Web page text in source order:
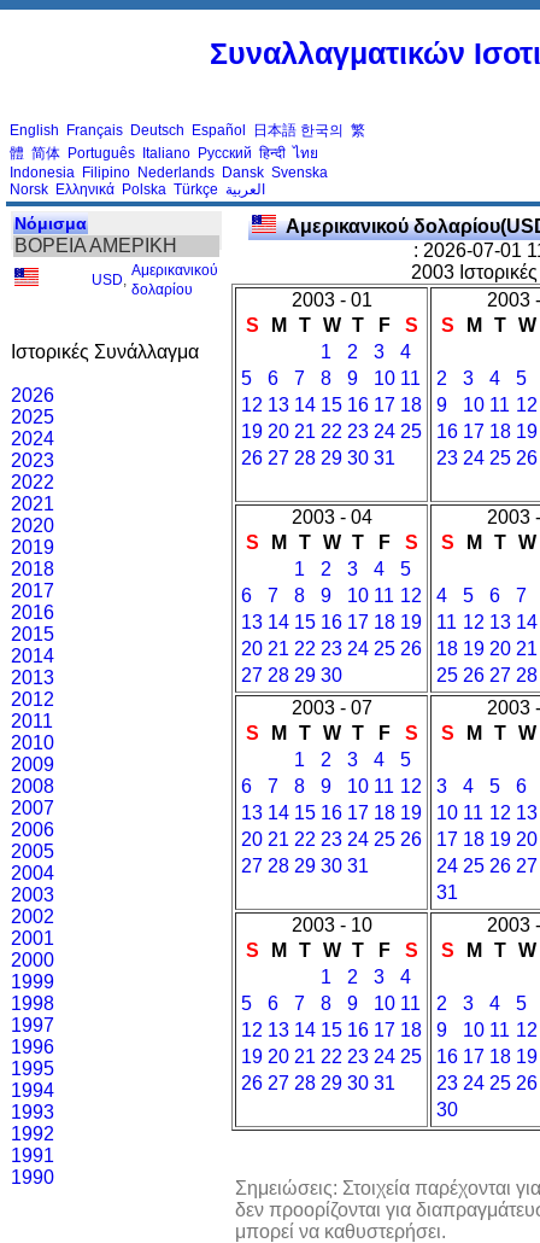
Συναλλαγματικών
English Français Deutsch Español 日本語 한국의 繁
體 简体 Português Italiano Русский हिन्दी ไทย
Indonesia Filipino Nederlands Dansk Svenska
Norsk Ελληνικά Polska Türkçe العربية
Νόμισμα
ΒΟΡΕΙΑ ΑΜΕΡΙΚΗ
USD
Αμερικανικού
δολαρίου
Ιστορικές Συνάλλαγμα
2026
2025
2024
2023
2022
2021
2020
2019
2018
2017
2016
2015
2014
2013
2012
2011
2010
2009
2008
2007
2006
2005
2004
2003
2002
2001
2000
1999
1998
1997
1996
1995
1994
1993
1992
1991
1990
Αμερικανικού
: 2026-07-01
2003
2003 - 01
S
M T W T F
S
1
2 3
4
5
6 7 8 9 10 11
12 13 14 15 16 17 18
19 20 21 22 23 24 25
26 27 28 29 30 31
2003
S
M T W
2 3 4
5
9
10 11 12
16 17 18 19
23 24 25 26
2003 - 04
S
M T W T F
S
1
2 3 4
5
6
7 8 9 10 11 12
13 14 15 16 17 18 19
20 21 22 23 24 25 26
27 28 29 30
2003
S
M T W
4 5 6
7
11 12 13 14
18 19 20 21
25 26 27 28
2003 - 07
S
M T W T F
S
1
2 3 4
5
6
7 8 9 10 11 12
13 14 15 16 17 18 19
20 21 22 23 24 25 26
27 28 29 30 31
2003
S
M T W
3 4 5
6
10 11 12 13
17 18 19 20
24 25 26 27
31
2003 - 10
S
M T W T F
S
1
2 3
4
5
6 7 8 9 10 11
12 13 14 15 16 17 18
19 20 21 22 23 24 25
26 27 28 29 30 31
2003
S
M T W
2 3 4
5
9
10 11 12
16 17 18 19
23 24 25 26
30
Σημειώσεις: Στοιχεία παρέχονται
δεν προορίζονται για
μπορεί να καθυστερήσει.